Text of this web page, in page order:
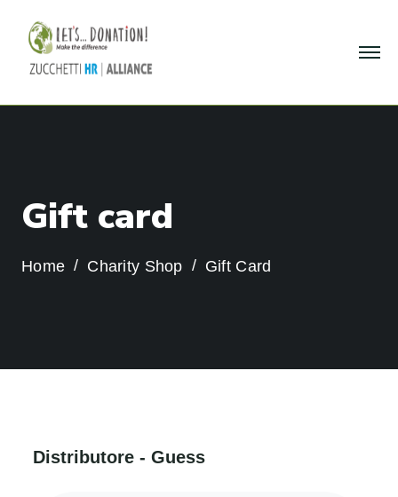
Gift card
Home Charity Shop Gift Card
Distri butore - Guess